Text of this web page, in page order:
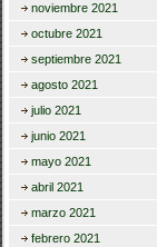
noviembre 2021
octubre 2021
septiembre 2021
agosto 2021
julio 2021
junio 2021
mayo 2021
abril 2021
marzo 2021
febrero 2021